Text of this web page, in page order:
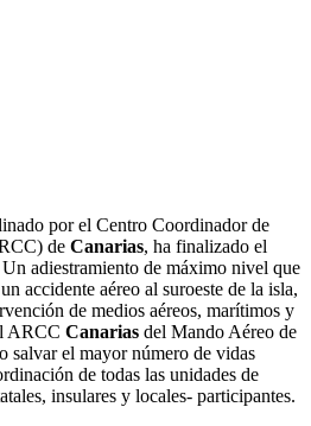
por el Centro Coordinador de
de Canarias, ha finalizado el
adiestramiento de máximo nivel que
accidente aéreo al suroeste de la isla,
de medios aéreos, marítimos y
ARCC Canarias del Mando Aéreo de
salvar el mayor número de vidas
de todas las unidades de
insulares y locales- participantes.